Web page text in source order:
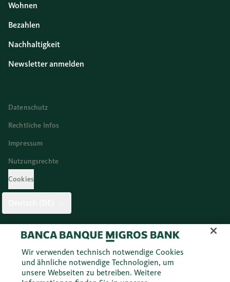
Wohnen
Bezahlen
Nachhaltigkeit
Newsletter anmelden
Datenschutz
Rechtliche Infos
Impressum
Nutzungsrechte
Cookies
Twitter Facebook Blog Instagram Youtube
© 2026 Migros Bank AG
Wir verwenden technisch notwendige Cookies
und ähnliche notwendige Technologien, um
unsere Webseiten zu betreiben. Weitere